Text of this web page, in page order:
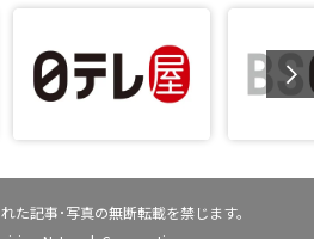
た記事･写真の無断転載を禁じます。